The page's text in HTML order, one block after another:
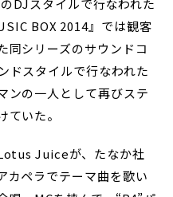
DJスタイルで行なわれた
BOX 2014』では観客
同シリーズのサウンドコ
ドスタイルで行なわれた
ンの一人として再びステ
いた。
Juiceが、たなか社
カペラでテーマ曲を歌い